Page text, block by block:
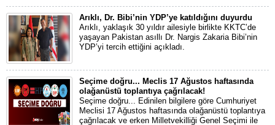
Arıklı, Dr. Bibi’nin YDP’ye katıldığını duyurdu
Arıklı, yaklaşık 30 yıldır ailesiyle birlikte KKTC’de
yaşayan Pakistan asıllı Dr. Nargis Zakaria Bibi’nin
YDP’yi tercih ettiğini açıkladı.
Seçime doğru... Meclis 17 Ağustos haftasında
olağanüstü toplantıya çağrılacak!
Seçime doğru... Edinilen bilgilere göre Cumhuriyet
Meclisi 17 Ağustos haftasında olağanüstü toplantıya
çağrılacak ve erken Milletvekilliği Genel Seçimi ile